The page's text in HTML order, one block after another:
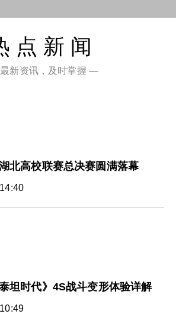
点新闻
新资讯，及时掌握 —
北高校联赛总决赛圆满落幕
坦时代》4S战斗变形体验详解